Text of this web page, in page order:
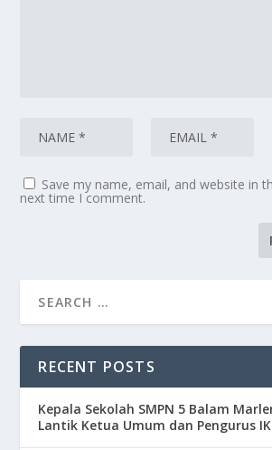
Save my name, email, and website in
next time I comment.
RECENT POSTS
Kepala Sekolah SMPN 5 Balam
Lantik Ketua Umum dan Pengurus